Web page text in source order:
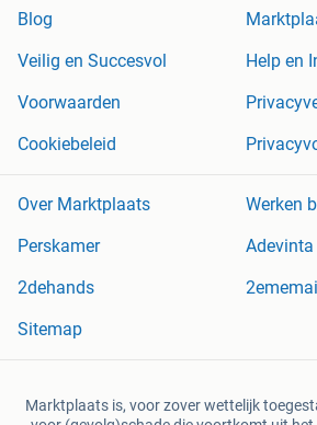
Blog
Veilig en Succesvol
Help en
Voorwaarden
Cookiebeleid
Over Marktplaats
Werken
Perskamer
Adevinta
2dehands
Sitemap
Marktplaats is, voor zover wettelijk